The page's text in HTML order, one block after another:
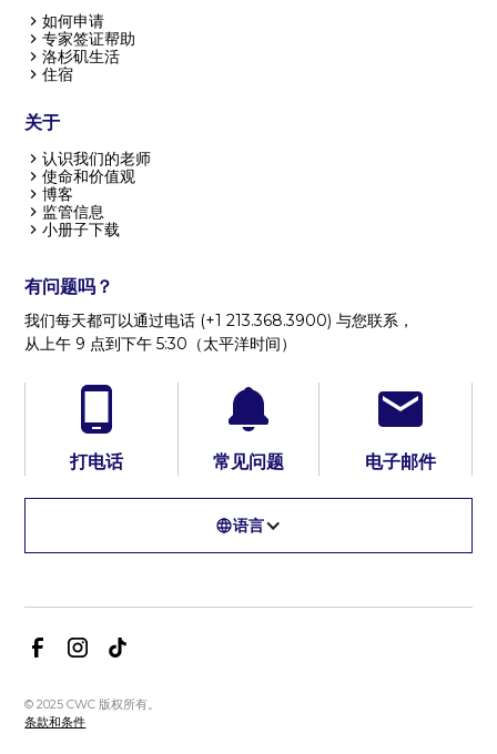
如何申请
专家签证帮助
洛杉矶生活
住宿
关于
认识我们的老师
使命和价值观
博客
监管信息
小册子下载
有问题吗？
我们每天都可以通过电话 (+1 213.368.3900) 与您联系，
从上午 9 点到下午 5:30（太平洋时间）
打电话 常见问题 电子邮件
语言
© 2025 CWC 版权所有。
条款和条件